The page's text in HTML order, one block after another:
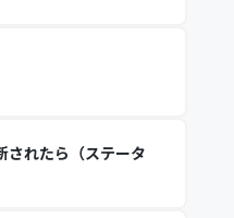
されたら（ステータ